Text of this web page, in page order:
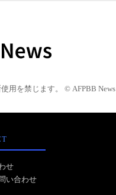
用を禁じます。 © AFPBB News
せ
い合わせ